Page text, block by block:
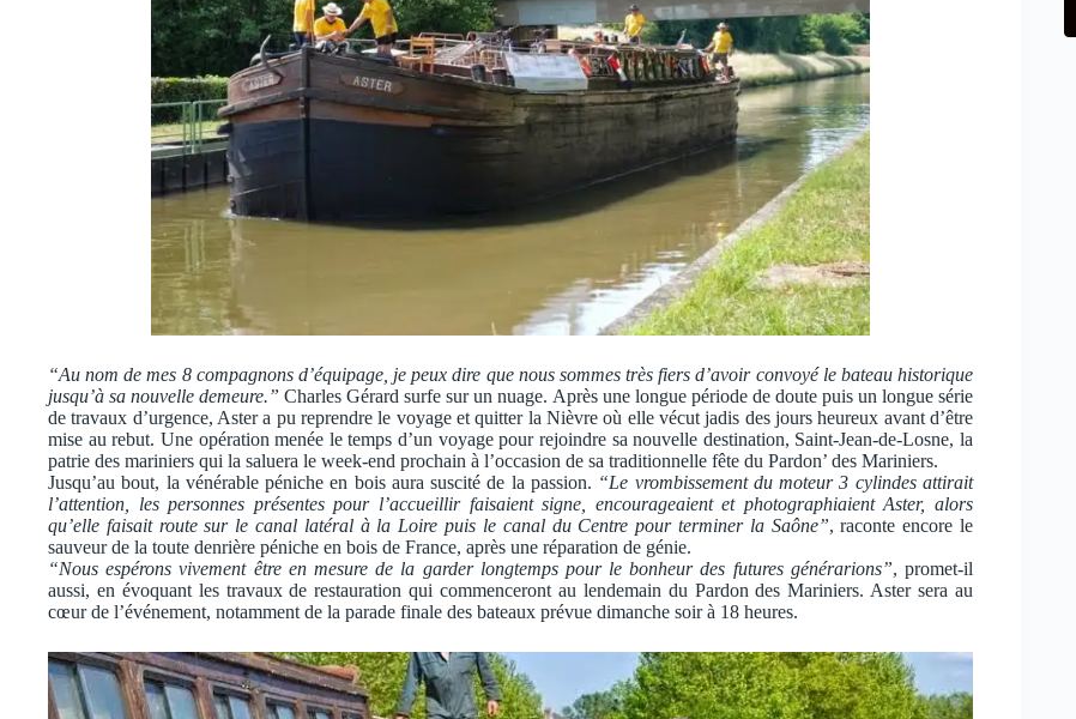
“Au nom de mes 8 compagnons d’équipage, je peux dire que nous sommes très fiers d’avoir convoyé le bateau historique
jusqu’à sa nouvelle demeure.” Charles Gérard surfe sur un nuage. Après une longue période de doute puis un longue série
de travaux d’urgence, Aster a pu reprendre le voyage et quitter la Nièvre où elle vécut jadis des jours heureux avant d’être
mise au rebut. Une opération menée le temps d’un voyage pour rejoindre sa nouvelle destination, Saint-Jean-de-Losne, la
patrie des mariniers qui la saluera le week-end prochain à l’occasion de sa traditionnelle fête du Pardon’ des Mariniers.
Jusqu’au bout, la vénérable péniche en bois aura suscité de la passion. “Le vrombissement du moteur 3 cylindes attirait
l’attention, les personnes présentes pour l’accueillir faisaient signe, encourageaient et photographiaient Aster, alors
qu’elle faisait route sur le canal latéral à la Loire puis le canal du Centre pour terminer la Saône”, raconte encore le
sauveur de la toute denrière péniche en bois de France, après une réparation de génie.
“Nous espérons vivement être en mesure de la garder longtemps pour le bonheur des futures générarions”, promet-il
aussi, en évoquant les travaux de restauration qui commenceront au lendemain du Pardon des Mariniers. Aster sera au
cœur de l’événement, notamment de la parade finale des bateaux prévue dimanche soir à 18 heures.